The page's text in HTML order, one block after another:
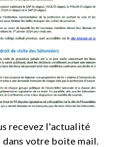
recevez l'actualité
dans votre boite mail.